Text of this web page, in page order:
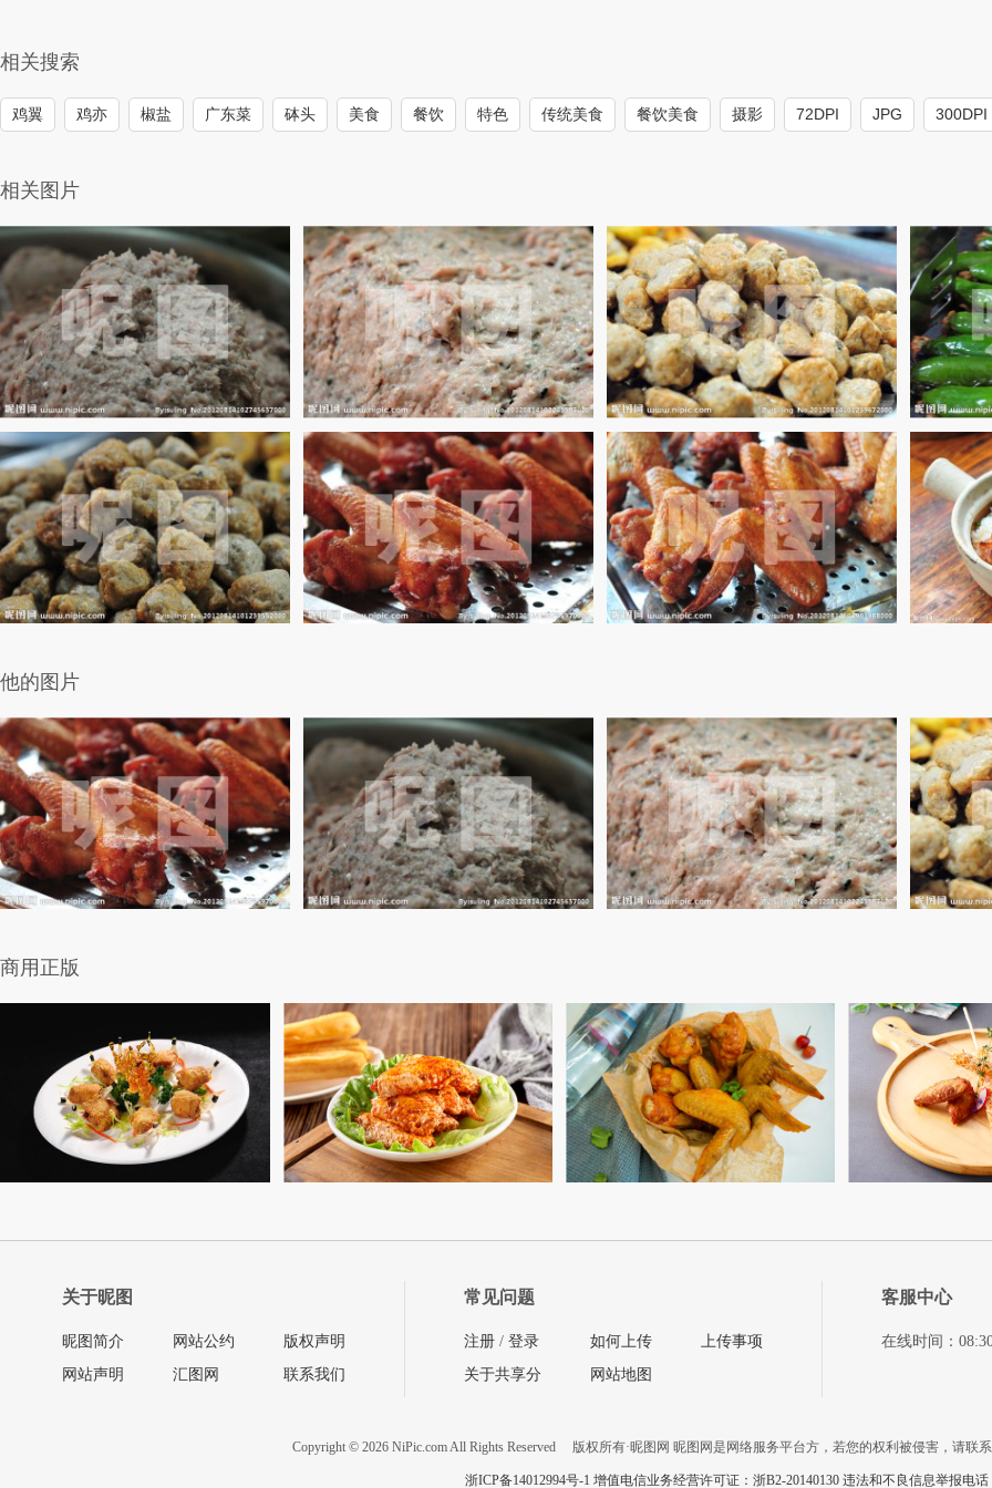
相关搜索
鸡翼 鸡亦 椒盐 广东菜 砵头 美食 餐饮 特色 传统美食 餐饮美食 摄影 72DPI JPG 300DPI
相关图片
他的图片
商用正版
关于昵图
昵图简介
网站声明
网站公约
汇图网
版权声明
联系我们
常见问题
注册 / 登录
关于共享分
如何上传
网站地图
上传事项
客服中心
在线时间：
Copyright © 2026 NiPic.com All Rights Reserved 版权所有·昵图网 昵图网是网络服务平台方，若您的权利被侵害，请联
浙ICP备14012994号-1 增值电信业务经营许可证：浙B2-20140130 违法和不良信息举报电话